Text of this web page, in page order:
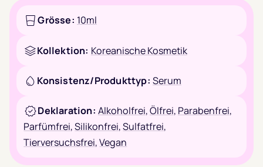
Grösse: 10ml
Kollektion: Koreanische Kosmetik
Konsistenz/Produkttyp: Serum
Deklaration: Alkoholfrei,Ölfrei, Parabenfrei,
Parfümfrei,Silikonfrei,Sulfatfrei,
Tierversuchsfrei,Vegan